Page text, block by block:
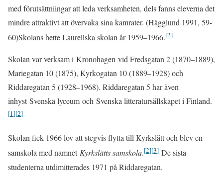
med förutsättniingar att leda verksamheten, dels fanns eleverna det
mindre attraktivt att övervaka sina kamrater. (Hägglund 1991, 59-
60)Skolans hette Laurellska skolan år 1959–1966.[2]
Skolan var verksam i Kronohagen vid Fredsgatan 2 (1870–1889),
Mariegatan 10 (1875), Kyrkogatan 10 (1889–1928) och
Riddaregatan 5 (1928–1968). Riddaregatan 5 har även
inhyst Svenska lyceum och Svenska litteratursällskapet i Finland.
[1][2]
Skolan fick 1966 lov att stegvis flytta till Kyrkslätt och blev en
samskola med namnetKyrkslätts samskola.[2][3] De sista
studenterna utdimitterades 1971 på Riddaregatan.